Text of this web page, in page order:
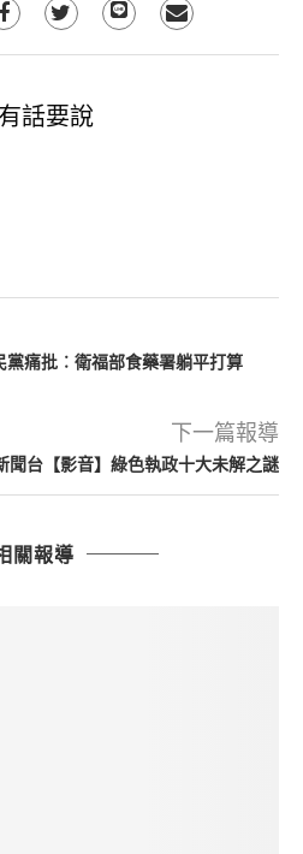
話要說
痛批︰衛福部食藥署躺平打算
下一篇報導
聞台【影音】綠色執政十大未解之謎
關報導